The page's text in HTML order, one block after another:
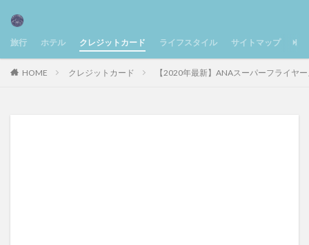
旅行 ホテル クレジットカード ライフスタイル サイトマップ お
HOME クレジットカード 【2020年最新】ANAスーパーフライヤ